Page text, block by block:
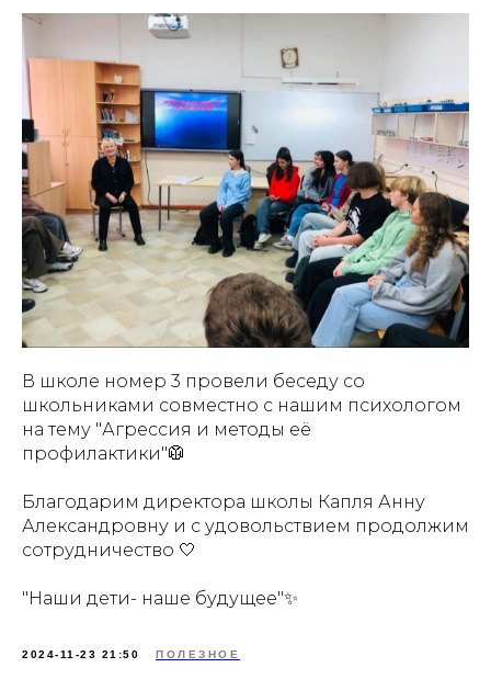
В школе номер 3 провели беседу со
школьниками совместно с нашим психологом
на тему "Агрессия и методы её
профилактики"🥼
Благодарим директора школы Капля Анну
Александровну и с удовольствием продолжим
сотрудничество 🤍
"Наши дети- наше будущее"✨
2024-11-23 21:50 ПОЛЕЗНОЕ